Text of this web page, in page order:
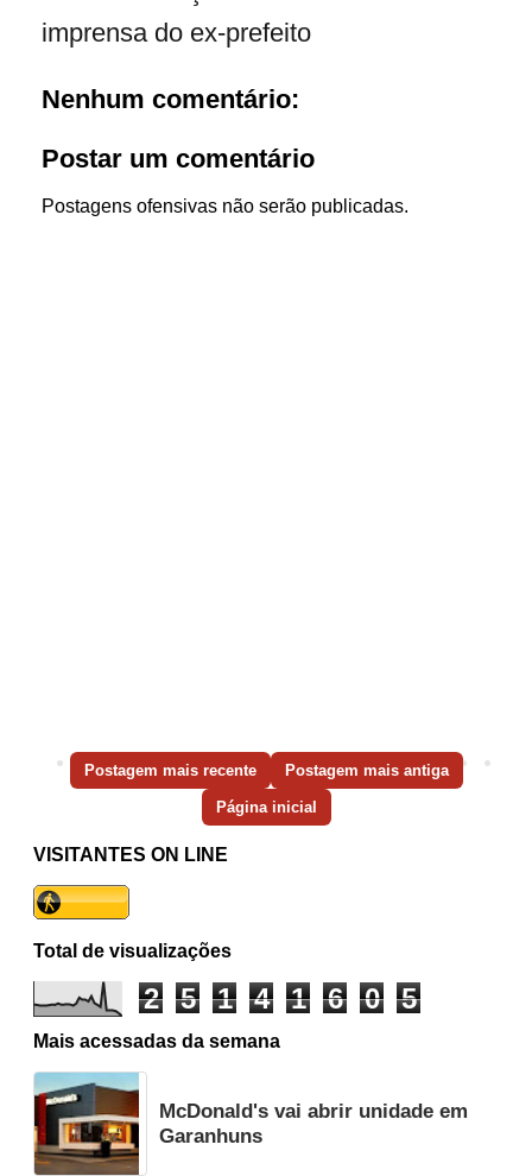
imprensa do ex-prefeito
Nenhum comentário:
Postar um comentário
Postagens ofensivas não serão publicadas.
Postagem mais recente Postagem mais antiga
Página inicial
VISITANTES ON LINE
Total de visualizações
2 5 1 4 1 6 0 5
Mais acessadas da semana
McDonald's vai abrir unidade em
Garanhuns